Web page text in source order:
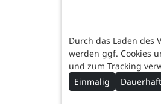
Durch das Laden des
werden ggf. Cookies
und zum Tracking
Einmalig
Dauerhaft